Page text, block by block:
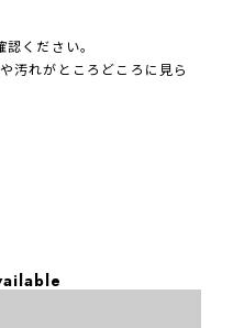
ください。
汚れがところどころに見ら